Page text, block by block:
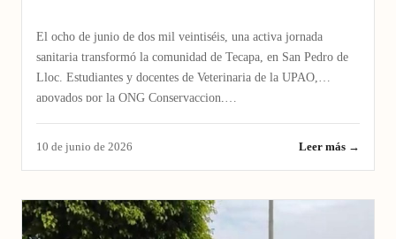
El ocho de junio de dos mil veintiséis, una activa jornada
sanitaria transformó la comunidad de Tecapa, en San Pedro de
Lloc. Estudiantes y docentes de Veterinaria de la UPAO,
apoyados por la ONG Conservaccion,…
10 de junio de 2026 Leer más →